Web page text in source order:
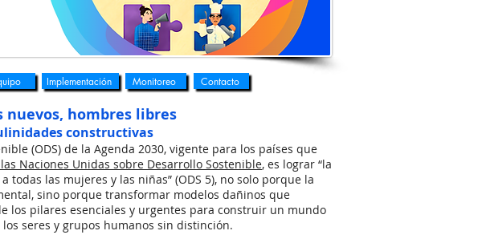
nuevos, hombres libres
constructivas
(ODS) de la Agenda 2030, vigente para los países que
Naciones Unidas sobre Desarrollo Sostenible, es lograr “la
las mujeres y las niñas” (ODS 5), no solo porque la
sino porque transformar modelos dañinos que
los pilares esenciales y urgentes para construir un mundo
seres y grupos humanos sin distinción.
Implementación Monitoreo Contacto